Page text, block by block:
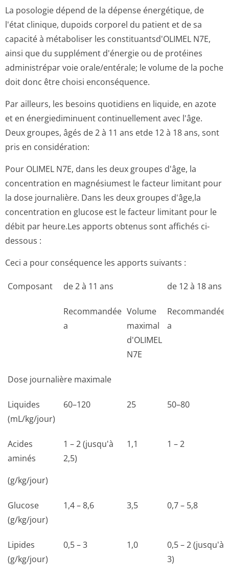
La posologie dépend de la dépense énergétique, de
l'état clinique, dupoids corporel du patient et de sa
capacité à métaboliser les constituantsd'O­LIMEL N7E,
ainsi que du supplément d'énergie ou de protéines
administrépar voie orale/entérale; le volume de la poche
doit donc être choisi enconséquence.
Par ailleurs, les besoins quotidiens en liquide, en azote
et en énergiediminuent continuellement avec l'âge.
Deux groupes, âgés de 2 à 11 ans etde 12 à 18 ans, sont
pris en considération:
Pour OLIMEL N7E, dans les deux groupes d'âge, la
concentration en magnésiumest le facteur limitant pour
la dose journalière. Dans les deux groupes d'âge,la
concentration en glucose est le facteur limitant pour le
débit par heure.Les apports obtenus sont affichés ci-
dessous :
Ceci a pour conséquence les apports suivants :
Composant de 2 à 11 ans de 12 à 18 ans
Recommandée
a
Volume
maximal
d'OLIMEL
N7E
Recommandée
a
Dose journalière maximale
Liquides
(mL/kg/jour)
60–120 25 50–80
Acides
aminés
(g/kg/jour)
1 – 2 (jusqu'à
2,5)
1,1 1 – 2
Glucose
(g/kg/jour)
1,4 – 8,6 3,5 0,7 – 5,8
Lipides
(g/kg/jour)
0,5 – 3 1,0
0,5 – 2 (jusqu'à
3)